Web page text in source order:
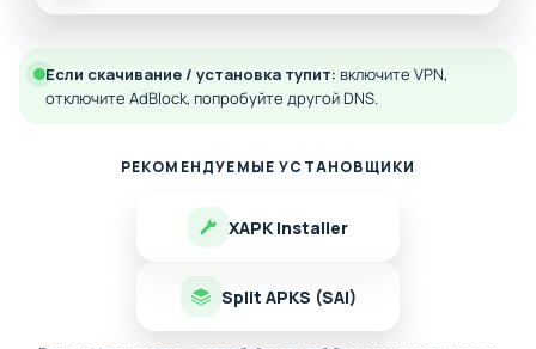
Если скачивание / установка тупит: включите VPN,
отключите AdBlock, попробуйте другой DNS.
РЕКОМЕНДУЕМЫЕ УСТАНОВЩИКИ
XAPK Installer
Split APKS (SAI)